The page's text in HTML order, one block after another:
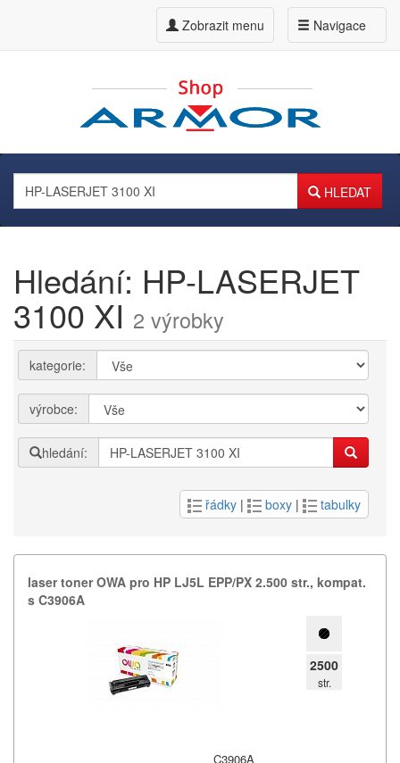
Navigace
Zobrazit menu
HLEDAT
Hledání: HP-LASERJET
3100 XI 2 výrobky
kategorie:
výrobce:
hledání:
řádky | boxy | tabulky
laser toner OWA pro HP LJ5L EPP/​PX 2.​500 str.​,​ kompat.​
s C3906A
2500
str.
C3906A